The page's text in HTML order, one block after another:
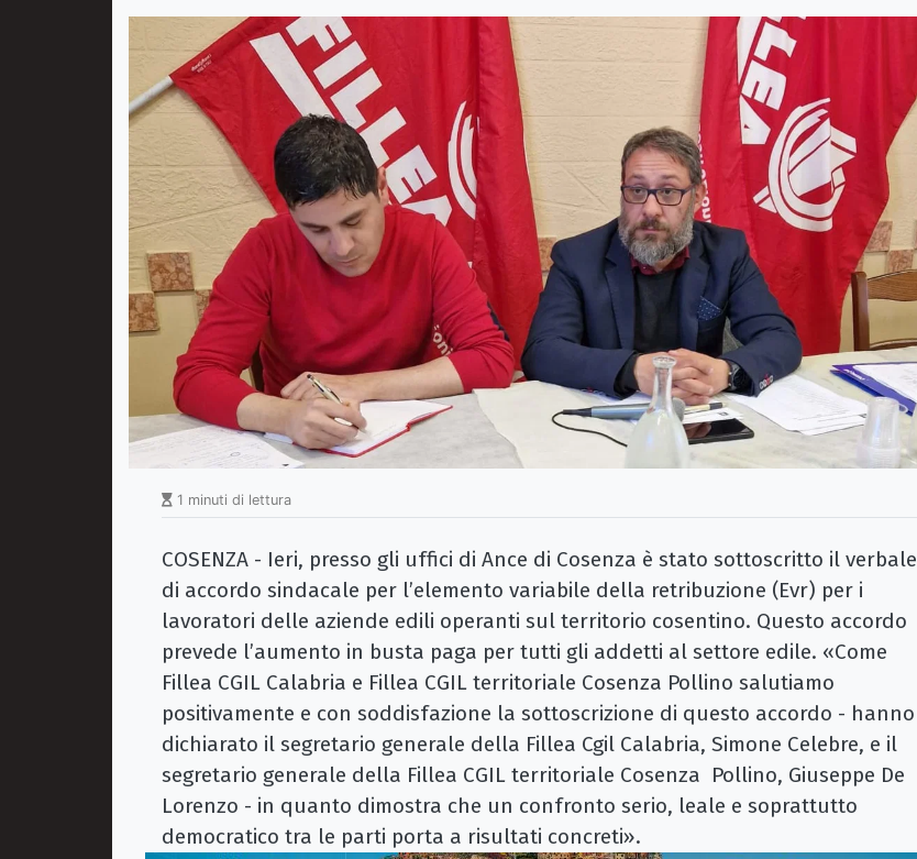
1 minuti di lettura
COSENZA - Ieri, presso gli uffici di Ance di Cosenza è stato sottoscritto il verbale
di accordo sindacale per l’elemento variabile della retribuzione (Evr) per i
lavoratori delle aziende edili operanti sul territorio cosentino. Questo accordo
prevede l’aumento in busta paga per tutti gli addetti al settore edile. «Come
Fillea CGIL Calabria e Fillea CGIL territoriale Cosenza Pollino salutiamo
positivamente e con soddisfazione la sottoscrizione di questo accordo - hanno
dichiarato il segretario generale della Fillea Cgil Calabria, Simone Celebre, e il
segretario generale della Fillea CGIL territoriale Cosenza Pollino, Giuseppe De
Lorenzo - in quanto dimostra che un confronto serio, leale e soprattutto
democratico tra le parti porta a risultati concreti».